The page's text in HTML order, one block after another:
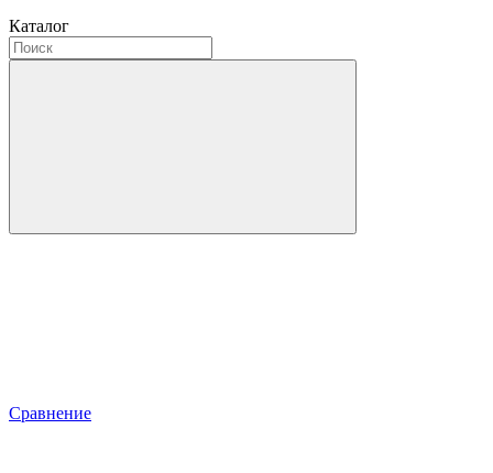
Каталог
Сравнение